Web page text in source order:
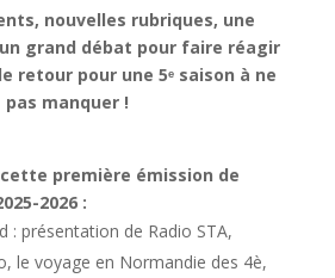
nouvelles rubriques, une
grand débat pour faire réagir
retour pour une 5ᵉ saison à ne
pas manquer !
première émission de
2026 :
: présentation de Radio STA,
le voyage en Normandie des 4è,